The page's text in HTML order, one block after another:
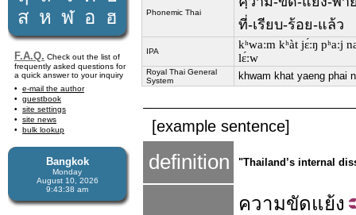
ส ห ฬ อ ฮ
F.A.Q. Check out the list of
frequently asked questions for
a quick answer to your inquiry
e-mail the author
guestbook
site settings
site news
bulk lookup
Bangkok
Monday
August 10, 2026
9:43:39 am
Phonemic Thai
ที่-เรียบ-ร้อย-แล้ว
IPA
kʰwaːm kʰàt jɛ́ːŋ pʰaːj
lɛ́ːw
Royal Thai General
System
khwam khat yaeng phai
[example sentence]
definition "Thailand’s internal
ความขัดแย้ง